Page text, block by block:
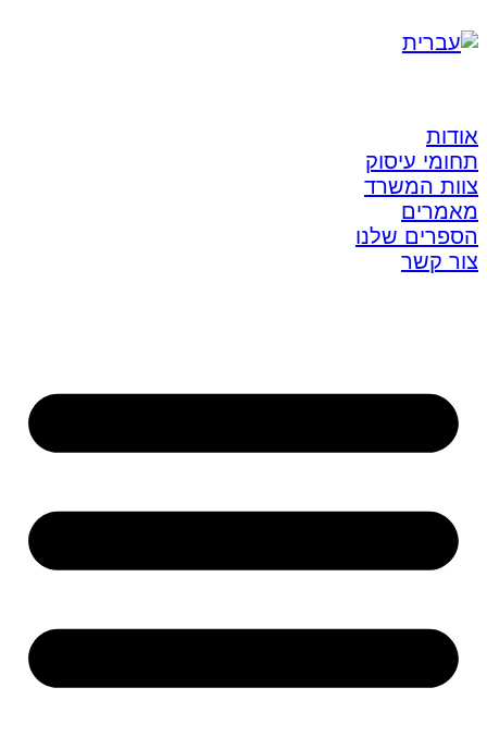
אודות
תחומי עיסוק
צוות המשרד
מאמרים
הספרים שלנו
צור קשר